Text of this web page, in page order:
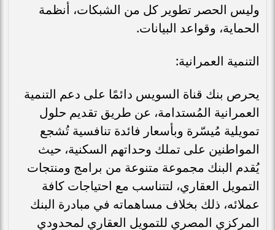
وليس الحصر تطوير كل من الشبكات، أنظمة
الحماية، وقواعد البيانات.
التنمية العمرانية:
يحرص بنك قناة السويس دائمًا على دعم التنمية
العمرانية المُستدامة، عن طريق تقديم حلول
تمويلية مُيسّرة وبأسعار فائدة تنافسية تُشجع
المواطنين على تملك وحداتهم السكنية، حيث
يُقدم البنك مجموعة متنوعة من برامج ومنتجات
التمويل العقاري، لتتناسب مع احتياجات كافة
عملائه، ذلك بخلاف مساهماته في مبادرة البنك
المركزي المصري للتمويل العقاري لمحدودي